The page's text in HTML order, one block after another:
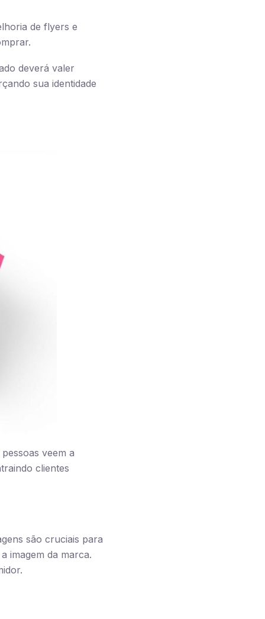
de flyers e
deverá valer
sua identidade
veem a
clientes
são cruciais para
imagem da marca.